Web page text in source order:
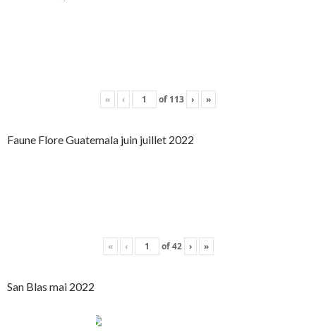
« ‹ of 113 › »
Faune Flore Guatemala juin juillet 2022
« ‹ of42 › »
San Blas mai 2022